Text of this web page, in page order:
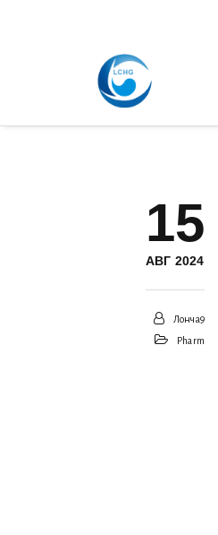
15
АВГ 2024
Лонча9
Pharm